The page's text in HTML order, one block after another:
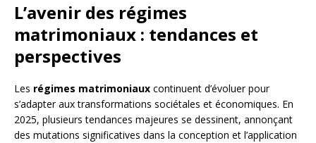
L’avenir des régimes
matrimoniaux : tendances et
perspectives
Les régimes matrimoniaux continuent d’évoluer pour
s’adapter aux transformations sociétales et économiques. En
2025, plusieurs tendances majeures se dessinent, annonçant
des mutations significatives dans la conception et l’application